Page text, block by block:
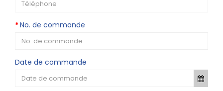
No. de commande
Date de commande